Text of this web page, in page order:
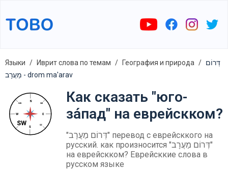
Языки Иврит слова по темам География и природа
דְּרוֹם
מַעֲרָב - drom ma'arav
Как сказать "юго-
за́пад" на еврейскком?
"דְּרוֹם מַעֲרָב" перевод с еврейсккого на
русский. как произносится "דְּרוֹם מַעֲרָב"
на еврейскком? Еврейсккие слова в
русском языке